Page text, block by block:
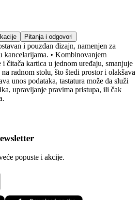
Pitanja i odgovori
i pouzdan dizajn, namenjen za
kancelarijama. • Kombinovanjem
čitača kartica u jednom uređaju, smanjuje
radnom stolu, što štedi prostor i olakšava
unos podataka, tastatura može da služi
upravljanje pravima pristupa, ili čak
popuste i akcije.